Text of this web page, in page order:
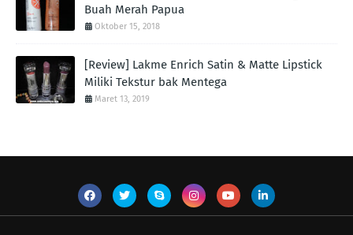
Buah Merah Papua
Oktober 15, 2018
[Review] Lakme Enrich Satin & Matte Lipstick
Miliki Tekstur bak Mentega
Maret 13, 2019